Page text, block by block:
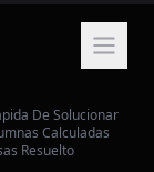
De Solucionar
Calculadas
Resuelto